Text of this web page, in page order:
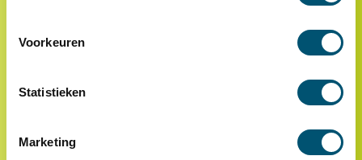
Voorkeuren
Statistieken
Marketing